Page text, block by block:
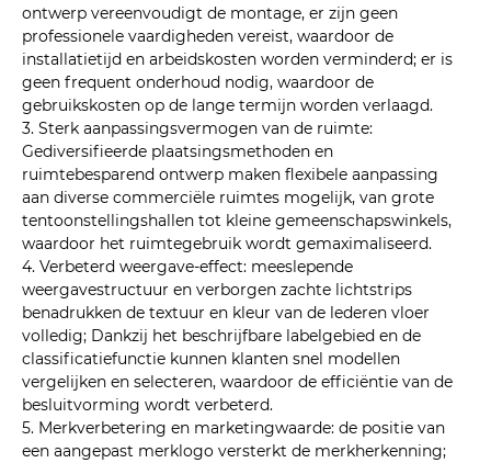
ontwerp vereenvoudigt de montage, er zijn geen
professionele vaardigheden vereist, waardoor de
installatietijd en arbeidskosten worden verminderd; er is
geen frequent onderhoud nodig, waardoor de
gebruikskosten op de lange termijn worden verlaagd.
3. Sterk aanpassingsvermogen van de ruimte:
Gediversifieerde plaatsingsmethoden en
ruimtebesparend ontwerp maken flexibele aanpassing
aan diverse commerciële ruimtes mogelijk, van grote
tentoonstellingshallen tot kleine gemeenschapswinkels,
waardoor het ruimtegebruik wordt gemaximaliseerd.
4. Verbeterd weergave-effect: meeslepende
weergavestructuur en verborgen zachte lichtstrips
benadrukken de textuur en kleur van de lederen vloer
volledig; Dankzij het beschrijfbare labelgebied en de
classificatiefunctie kunnen klanten snel modellen
vergelijken en selecteren, waardoor de efficiëntie van de
besluitvorming wordt verbeterd.
5. Merkverbetering en marketingwaarde: de positie van
een aangepast merklogo versterkt de merkherkenning;